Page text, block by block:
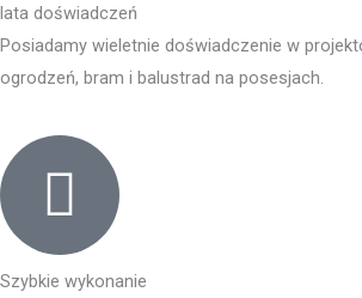
lata doświadczeń
Posiadamy wieletnie doświadczenie w
ogrodzeń, bram i balustrad na posesjach.
Szybkie wykonanie